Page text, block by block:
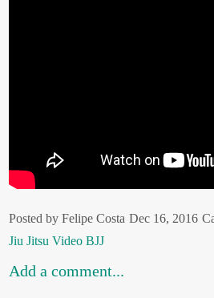
Posted by Felipe Costa Dec 16, 2016
Jiu Jitsu Video BJJ
Add a comment...